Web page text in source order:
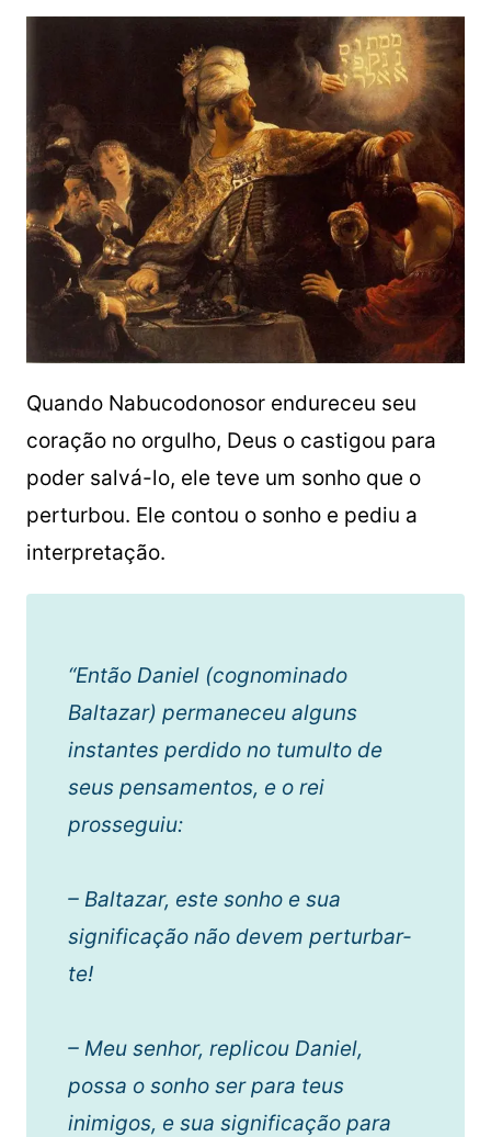
Quando Nabucodonosor endureceu seu
coração no orgulho, Deus o castigou para
poder salvá-lo, ele teve um sonho que o
perturbou. Ele contou o sonho e pediu a
interpretação.
“Então Daniel (cognominado
Baltazar) permaneceu alguns
instantes perdido no tumulto de
seus pensamentos, e o rei
prosseguiu:
– Baltazar, este sonho e sua
significação não devem perturbar-
te!
– Meu senhor, replicou Daniel,
possa o sonho ser para teus
inimigos, e sua significação para